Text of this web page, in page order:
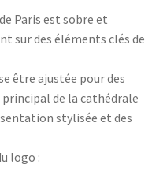
Paris est sobre et
sur des éléments clés de
être ajustée pour des
de la cathédrale
stylisée et des
logo :